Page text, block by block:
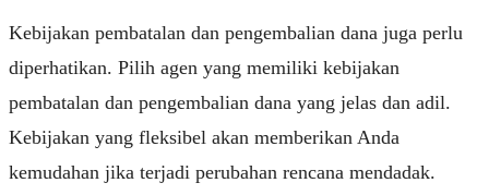
Kebijakan pembatalan dan pengembalian dana juga perlu
diperhatikan. Pilih agen yang memiliki kebijakan
pembatalan dan pengembalian dana yang jelas dan adil.
Kebijakan yang fleksibel akan memberikan Anda
kemudahan jika terjadi perubahan rencana mendadak.